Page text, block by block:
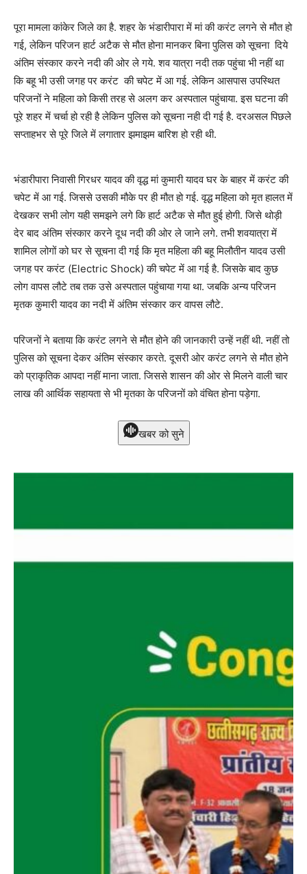
पूरा मामला कांकेर जिले का है. शहर के भंडारीपारा में मां की करंट लगने से मौत हो
गई, लेकिन परिजन हार्ट अटैक से मौत होना मानकर बिना पुलिस को सूचना दिये
अंतिम संस्कार करने नदी की ओर ले गये. शव यात्रा नदी तक पहुंचा भी नहीं था
कि बहू भी उसी जगह पर करंट की चपेट में आ गई. लेकिन आसपास उपस्थित
परिजनों ने महिला को किसी तरह से अलग कर अस्पताल पहुंचाया. इस घटना की
पूरे शहर में चर्चा हो रही है लेकिन पुलिस को सूचना नही दी गई है. दरअसल पिछले
सप्ताहभर से पूरे जिले में लगातार झमाझम बारिश हो रही थी.
भंडारीपारा निवासी गिरधर यादव की वृद्ध मां कुमारी यादव घर के बाहर में करंट की
चपेट में आ गई. जिससे उसकी मौके पर ही मौत हो गई. वृद्ध महिला को मृत हालत में
देखकर सभी लोग यही समझने लगे कि हार्ट अटैक से मौत हुई होगी. जिसे थोड़ी
देर बाद अंतिम संस्कार करने दूध नदी की ओर ले जाने लगे. तभी शवयात्रा में
शामिल लोगों को घर से सूचना दी गई कि मृत महिला की बहू मिलौतीन यादव उसी
जगह पर करंट (Electric Shock) की चपेट में आ गई है. जिसके बाद कुछ
लोग वापस लौटे तब तक उसे अस्पताल पहुंचाया गया था. जबकि अन्य परिजन
मृतक कुमारी यादव का नदी में अंतिम संस्कार कर वापस लौटे.
परिजनों ने बताया कि करंट लगने से मौत होने की जानकारी उन्हें नहीं थी. नहीं तो
पुलिस को सूचना देकर अंतिम संस्कार करते. दूसरी ओर करंट लगने से मौत होने
को प्राकृतिक आपदा नहीं माना जाता. जिससे शासन की ओर से मिलने वाली चार
लाख की आर्थिक सहायता से भी मृतका के परिजनों को वंचित होना पड़ेगा.
खबर को सुने